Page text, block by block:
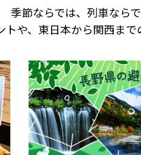
季節ならでは、列車なら
トや、東日本から関西ま